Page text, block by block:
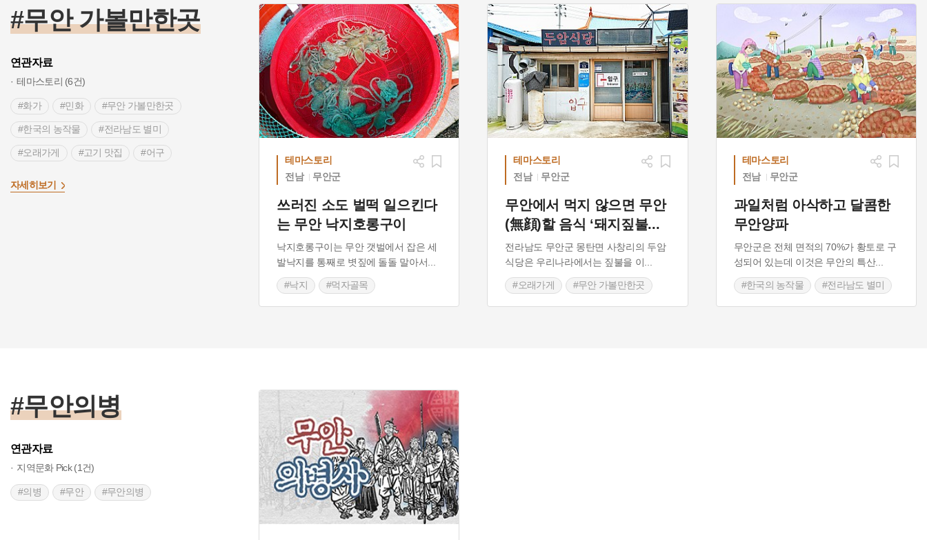
#산성 #동화 #생활용품 #의병활동 #영산포 #수령 #부산 #항일투쟁 #남자현
#무안 가볼만한곳
연관자료
테마스토리 (6건)
#화가 #민화 #무안 가볼만한곳
#한국의 농작물 #전라남도 별미
#오래가게 #고기 맛집 #어구
자세히보기
테마스토리
전남
무안군
쓰러진 소도 벌떡 일으킨다
는 무안 낙지호롱구이
낙지호롱구이는 무안 갯벌에서 잡은 세
발낙지를 통째로 볏짚에 돌돌 말아서
#낙지 #먹자골목
#전라남도 별미
테마스토리
전남
무안군
무안에서 먹지 않으면 무안
(無顔)할 음식 ‘돼지짚불...
전라남도 무안군 몽탄면 사창리의 두암
식당은 우리나라에서는 짚불을 이
#오래가게 #무안 가볼만한곳
#고기 맛집
테마스토리
전남
무안군
과일처럼 아삭하고 달콤한
무안양파
무안군은 전체 면적의 70%가 황토로 구
성되어 있는데 이것은 무안의 특산...
#한국의 농작물 #전라남도 별미
#무안 가볼만한곳
#무안의병
연관자료
지역문화 Pick (1건)
#의병 #무안 #무안의병
출처 :한국문화원연합회